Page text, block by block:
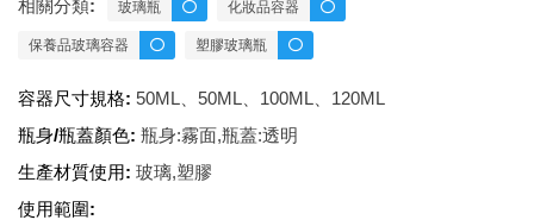
相關分類: 玻璃瓶 化妝品容器
保養品玻璃容器 塑膠玻璃瓶
容器尺寸規格: 50ML、50ML、100ML、120ML
瓶身/瓶蓋顏色: 瓶身:霧面,瓶蓋:透明
生產材質使用: 玻璃,塑膠
使用範圍: